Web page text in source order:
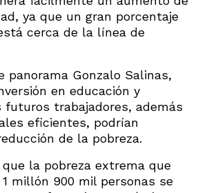
ya que un gran porcentaje
cerca de la línea de
panorama Gonzalo Salinas,
en educación y
futuros trabajadores, además
eficientes, podrían
de la pobreza.
que la pobreza extrema que
millón 900 mil personas se